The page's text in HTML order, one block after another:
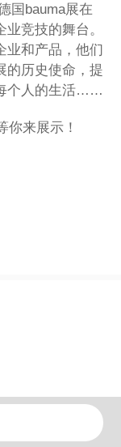
国bauma展在
竞技的舞台。
业和产品，他们
的历史使命，提
个人的生活……
你来展示！